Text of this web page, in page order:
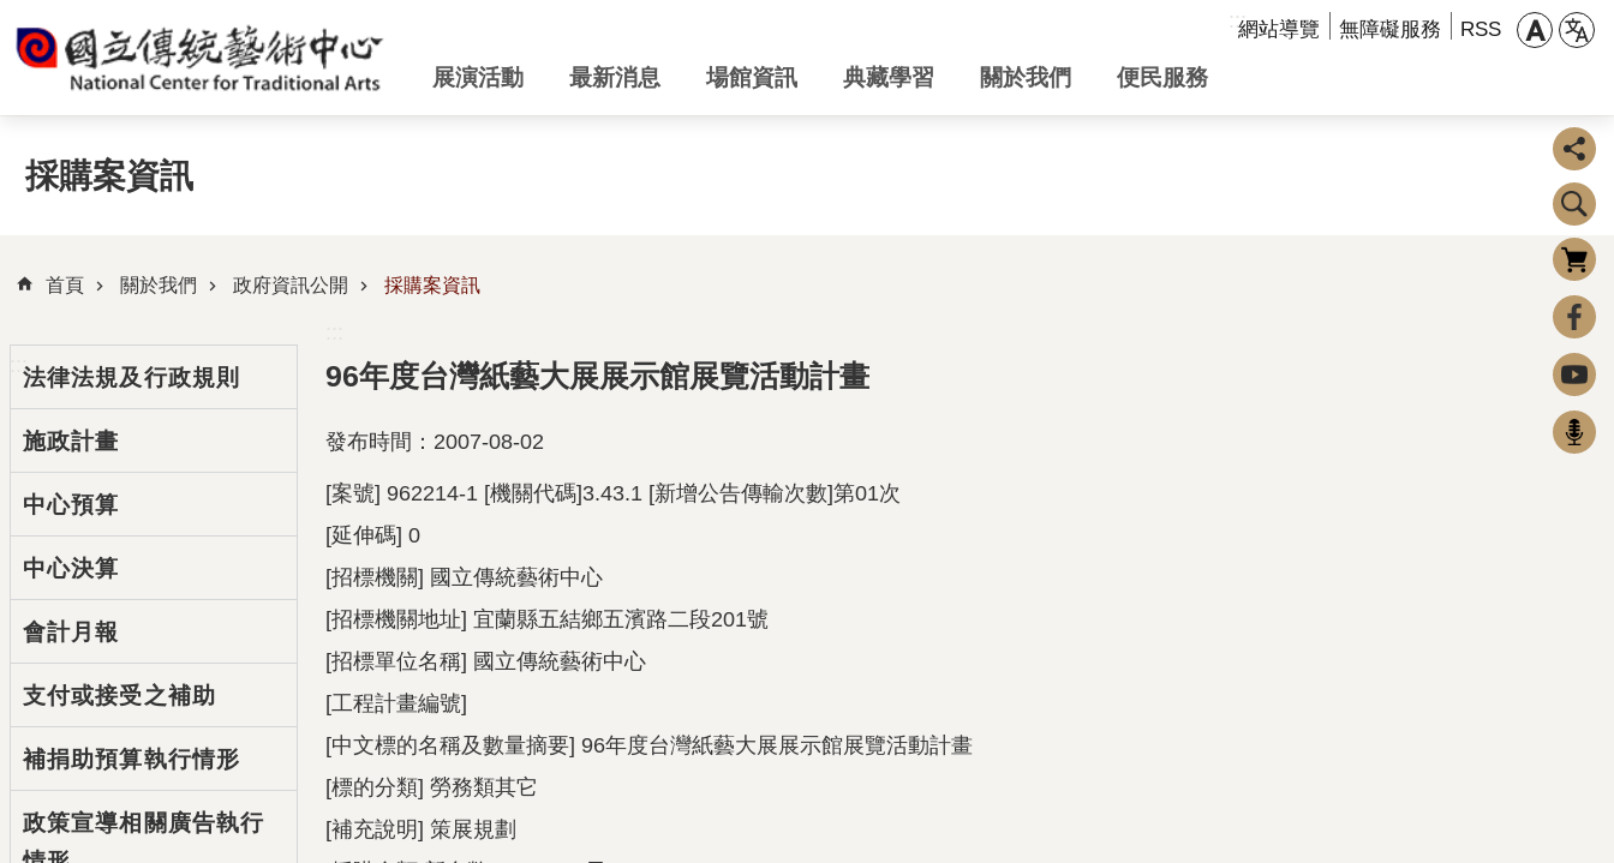
跳到主要內容區塊 :::網站導覽 無障礙服務 RSS
展演活動 最新消息 場館資訊 典藏學習 關於我們 便民服務
採購案資訊
首頁 關於我們 政府資訊公開 採購案資訊
:::法律法規及行政規則
施政計畫
中心預算
中心決算
會計月報
支付或接受之補助
補捐助預算執行情形
政策宣導相關廣告執行
96年度台灣紙藝大展展示館展覽活動計畫
發布時間：2007-08-02
[案號] 962214-1 [機關代碼]3.43.1 [新增公告傳輸次數]第01次
[延伸碼] 0
[招標機關] 國立傳統藝術中心
[招標機關地址] 宜蘭縣五結鄉五濱路二段201號
[招標單位名稱] 國立傳統藝術中心
[工程計畫編號]
[中文標的名稱及數量摘要] 96年度台灣紙藝大展展示館展覽活動計畫
[標的分類] 勞務類其它
[補充說明] 策展規劃